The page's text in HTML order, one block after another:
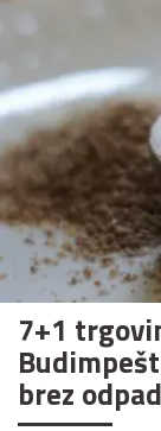
7+1
brez